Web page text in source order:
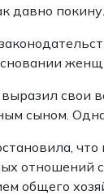
давно
свои
сыном.
отношений
общего